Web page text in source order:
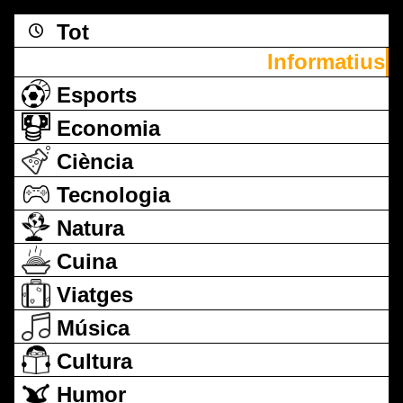
Tot
Informatius
Esports
Economia
Ciència
Tecnologia
Natura
Cuina
Viatges
Música
Cultura
Humor